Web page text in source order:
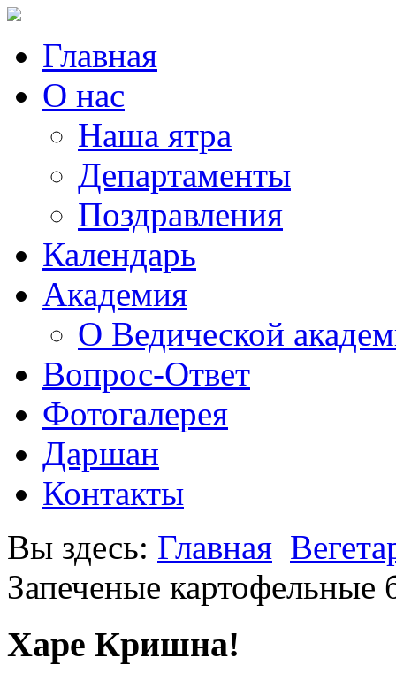
Главная
О нас
Наша ятра
Департаменты
Поздравления
Календарь
Академия
О Ведической
Вопрос-Ответ
Фотогалерея
Даршан
Контакты
Вы здесь: Главная
Запеченые картофельные
Харе Кришна!